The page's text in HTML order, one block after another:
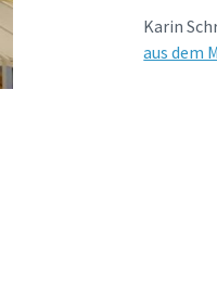
Karin
aus dem